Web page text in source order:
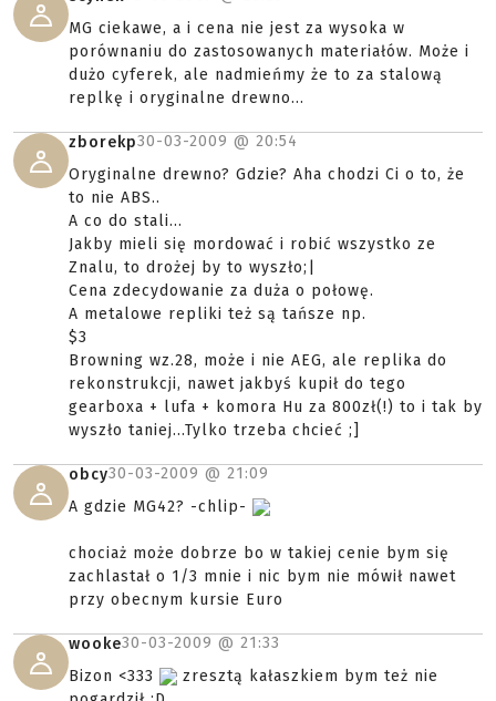
MG ciekawe, a i cena nie jest za wysoka w
porównaniu do zastosowanych materiałów. Może i
dużo cyferek, ale nadmieńmy że to za stalową
replkę i oryginalne drewno...
zborekp30-03-2009 @ 20:54
Oryginalne drewno? Gdzie? Aha chodzi Ci o to, że
to nie ABS..
A co do stali...
Jakby mieli się mordować i robić wszystko ze
Znalu, to drożej by to wyszło;|
Cena zdecydowanie za duża o połowę.
A metalowe repliki też są tańsze np.
$3
Browning wz.28, może i nie AEG, ale replika do
rekonstrukcji, nawet jakbyś kupił do tego
gearboxa + lufa + komora Hu za 800zł(!) to i tak by
wyszło taniej...Tylko trzeba chcieć ;]
obcy30-03-2009 @ 21:09
A gdzie MG42? -chlip-
chociaż może dobrze bo w takiej cenie bym się
zachlastał o 1/3 mnie i nic bym nie mówił nawet
przy obecnym kursie Euro
wooke30-03-2009 @ 21:33
Bizon <333
zresztą kałaszkiem bym też nie